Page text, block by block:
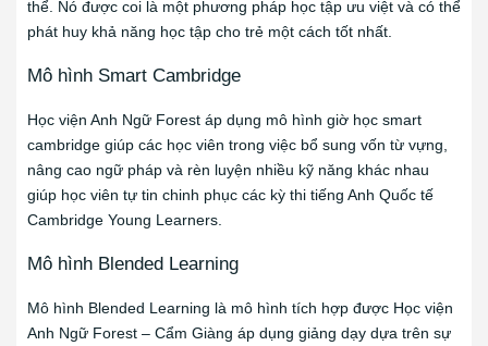
thể. Nó được coi là một phương pháp học tập ưu việt và có thể
phát huy khả năng học tập cho trẻ một cách tốt nhất.
Mô hình Smart Cambridge
Học viện Anh Ngữ Forest áp dụng mô hình giờ học smart
cambridge giúp các học viên trong việc bổ sung vốn từ vựng,
nâng cao ngữ pháp và rèn luyện nhiều kỹ năng khác nhau
giúp học viên tự tin chinh phục các kỳ thi tiếng Anh Quốc tế
Cambridge Young Learners.
Mô hình Blended Learning
Mô hình Blended Learning là mô hình tích hợp được Học viện
Anh Ngữ Forest – Cẩm Giàng áp dụng giảng dạy dựa trên sự